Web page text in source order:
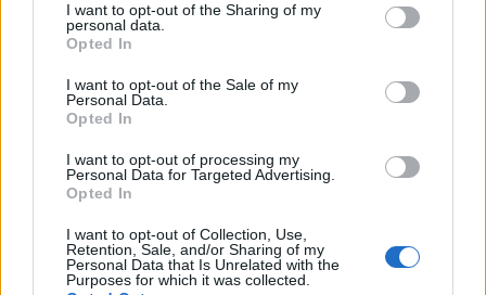
I want to opt-out of the Sharing of my
personal data.
Opted In
I want to opt-out of the Sale of my
Personal Data.
Opted In
I want to opt-out of processing my
Personal Data for Targeted Advertising.
Opted In
I want to opt-out of Collection, Use,
Retention, Sale, and/or Sharing of my
Personal Data that Is Unrelated with the
Purposes for which it was collected.
Cosa vedere vedere con Amazon Prime Video nel
FUTURE MAN: dal 1° giugno solo su Amazon Prime Video è in onda
la terza e ultima stagione. Future Man narra la storia di Josh
Futterman (Josh Hutcherson), addetto alle pulizie di giorno e gamer
di fama mondiale di notte. …